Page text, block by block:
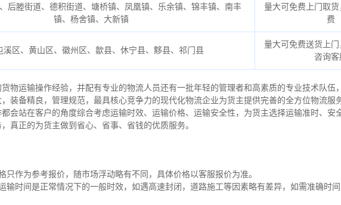
后塍街道、德积街道、塘桥镇、凤凰镇、乐余镇、锦丰镇、南丰
镇、杨舍镇、大新镇
量大可免费上门取
费
溪区、黄山区、徽州区、歙县、休宁县、黟县、祁门县
量大可免费送货上
咨询客
物运输操作经验，并配有专业的物流人员还有一批年轻的管理者和高素质的专业技术队伍
装备精良，管理规范，最具核心竞争力的现代化物流企业为货主提供完善的全方位物流服
会站在客户的角度综合考虑运输时效、运输价格、运输安全性，为货主选择运输准时、安
真正的为货主做到省心、省事、省钱的优质服务。
只作为参考报价，随市场浮动略有不同，具体价格以客服报价为准。
输时间是正常情况下的一般时效，如遇高速封闭，道路施工等因素略有差异，如需准确时